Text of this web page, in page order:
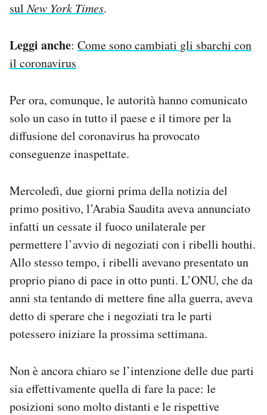
sulNew York Times.
Leggi anche: Come sono cambiati gli sbarchi con
il coronavirus
Per ora, comunque, le autorità hanno comunicato
solo un caso in tutto il paese e il timore per la
diffusione del coronavirus ha provocato
conseguenze inaspettate.
Mercoledì, due giorni prima della notizia del
primo positivo, l’Arabia Saudita aveva annunciato
infatti un cessate il fuoco unilaterale per
permettere l’avvio di negoziati con i ribelli houthi.
Allo stesso tempo, i ribelli avevano presentato un
proprio piano di pace in otto punti. L’ONU, che da
anni sta tentando di mettere fine alla guerra, aveva
detto di sperare che i negoziati tra le parti
potessero iniziare la prossima settimana.
Non è ancora chiaro se l’intenzione delle due parti
sia effettivamente quella di fare la pace: le
posizioni sono molto distanti e le rispettive